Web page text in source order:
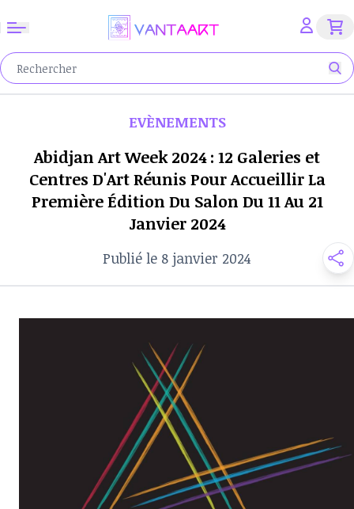
EVÈNEMENTS
Abidjan Art Week 2024 : 12 Galeries et
Centres D'Art Réunis Pour Accueillir La
Première Édition Du Salon Du 11 Au 21
Janvier 2024
Publié le 8 janvier 2024